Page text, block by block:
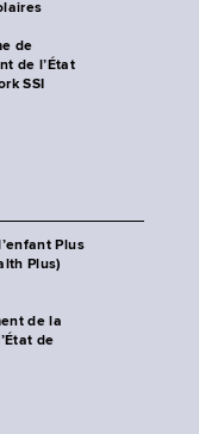
de
de l’État
SSI
Plus
Plus)
de la
de